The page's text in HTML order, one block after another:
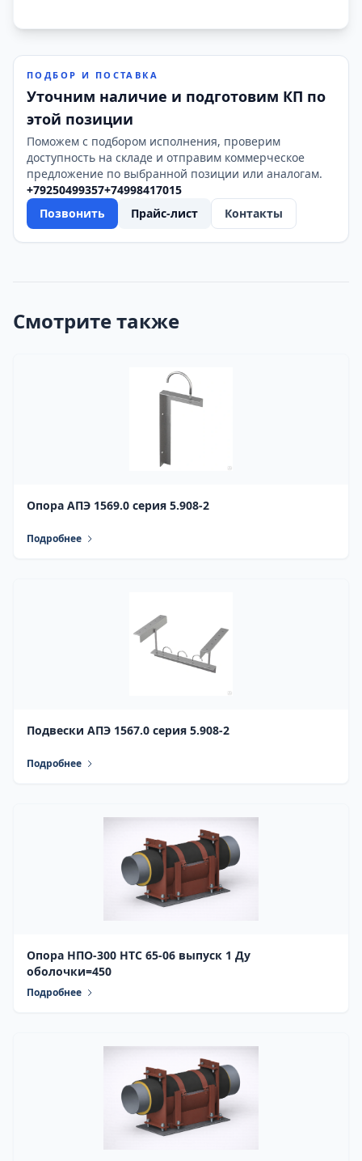
ПОДБОР И ПОСТАВКА
Уточним наличие и подготовим КП по
этой позиции
Поможем с подбором исполнения, проверим
доступность на складе и отправим коммерческое
предложение по выбранной позиции или аналогам.
+79250499357+74998417015
Позвонить
Прайс-лист Контакты
Смотрите также
Опора АПЭ 1569.0 серия 5.908-2
Подробнее
Подвески АПЭ 1567.0 серия 5.908-2
Подробнее
Опора НПО-300 НТС 65-06 выпуск 1 Ду
оболочки=450
Подробнее